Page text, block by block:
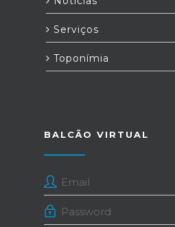
Serviços
Toponímia
BALCÃO VIRTUAL